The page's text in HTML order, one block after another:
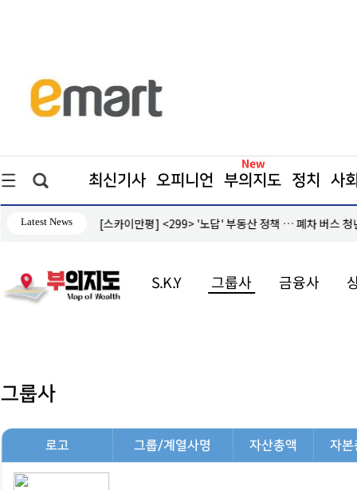
최신기사 오피니언 부의지도 정치 사
Latest News
정지’ 날벼락 [스카이만평] <299> '노답' 부동산 정책 … 폐차 버스 청
S.K.Y 그룹사 금융사
그룹사
로고 그룹/계열사명 자산총액 자본